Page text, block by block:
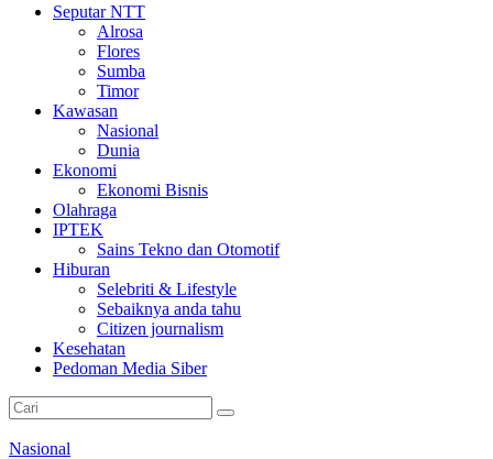
Seputar NTT
Alrosa
Flores
Sumba
Timor
Kawasan
Nasional
Dunia
Ekonomi
Ekonomi Bisnis
Olahraga
IPTEK
Sains Tekno dan Otomotif
Hiburan
Selebriti & Lifestyle
Sebaiknya anda tahu
Citizen journalism
Kesehatan
Pedoman Media Siber
Nasional